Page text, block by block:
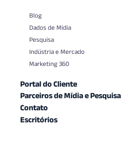
Blog
Dados de Mídia
Pesquisa
Indústria e Mercado
Marketing 360
Portal do Cliente
Parceiros de Mídia e Pesquisa
Contato
Escritórios